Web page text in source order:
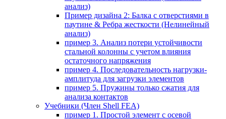
анализ)
Пример дизайна 2: Балка с отверстиями в
паутине & Ребра жесткости (Нелинейный
анализ)
пример 3. Анализ потери устойчивости
стальной колонны с учетом влияния
остаточного напряжения
пример 4. Последовательность нагрузки-
амплитуда для загрузки элементов
пример 5. Пружины только сжатия для
анализа контактов
Учебники (Член Shell FEA)
пример 1. Простой элемент с осевой